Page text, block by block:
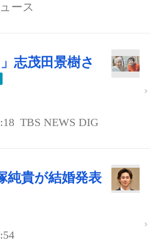
ース
」志茂田景樹さ
TBS NEWS DIG
純貴が結婚発表